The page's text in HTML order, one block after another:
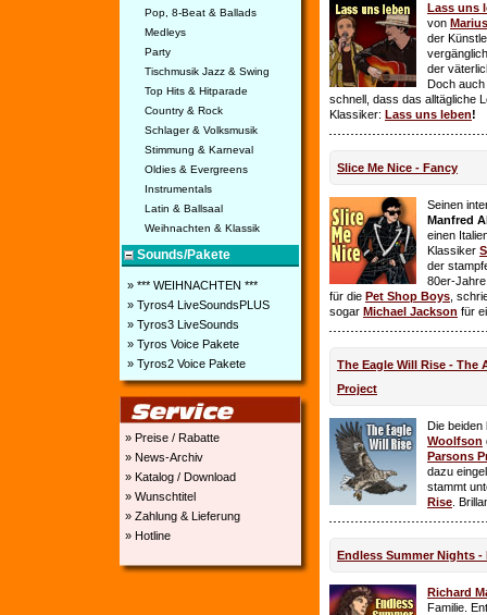
Pop, 8-Beat & Ballads
Medleys
Party
Tischmusik Jazz & Swing
Top Hits & Hitparade
Country & Rock
Schlager & Volksmusik
Stimmung & Karneval
Oldies & Evergreens
Instrumentals
Latin & Ballsaal
Weihnachten & Klassik
Sounds/Pakete
» *** WEIHNACHTEN ***
» Tyros4 LiveSoundsPLUS
» Tyros3 LiveSounds
» Tyros Voice Pakete
» Tyros2 Voice Pakete
» Preise / Rabatte
» News-Archiv
» Katalog / Download
» Wunschtitel
» Zahlung & Lieferung
» Hotline
Lass uns
von
der
der
Doch auch
schnell, dass das alltägliche
Klassiker: Lass uns leben!
Slice Me Nice - Fancy
Seinen
Manfred
einen
Klassiker
der
80er-
für die Pet Shop Boys ,
sogar Michael Jackson für
The Eagle Will Rise - The
Project
Die beiden
Woolfson
Parsons
dazu
stammt
Rise .
Endless Summer Nights -
Richard
Familie.